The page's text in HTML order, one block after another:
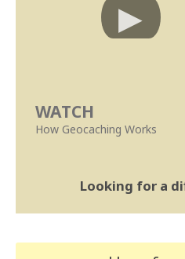
WATCH
How Geocaching Works
Looking for a